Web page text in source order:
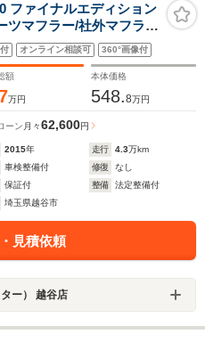
ファイナルエディション
マフラー/社外マフラ
ロシート/シートヒータ
装置/純正ナビ/バックカ
オンライン相談可 360°画像付
額
万円
本体価格
548.8万円
ーン 月々62,600円
2015年 走行 4.3万km
車検整備付 修復
なし
保証付 整備
法定整備付
埼玉県越谷市
見積依頼
ー） 越谷店